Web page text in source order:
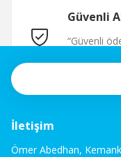
Güvenli
“Güvenli
İletişim
Ömer Abedhan,